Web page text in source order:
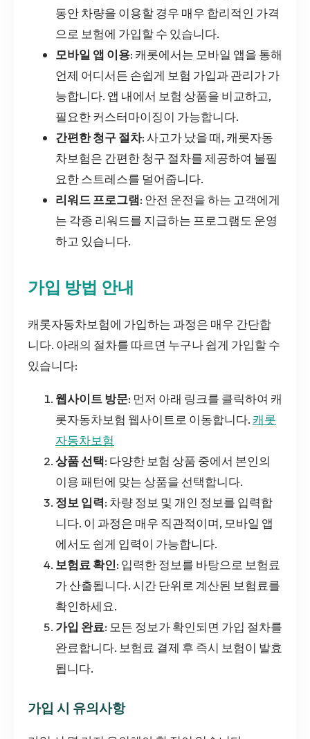
동안 차량을 이용할 경우 매우 합리적인 가격
으로 보험에 가입할 수 있습니다.
모바일 앱 이용: 캐롯에서는 모바일 앱을 통해
언제 어디서든 손쉽게 보험 가입과 관리가 가
능합니다. 앱 내에서 보험 상품을 비교하고,
필요한 커스터마이징이 가능합니다.
간편한 청구 절차: 사고가 났을 때, 캐롯자동
차보험은 간편한 청구 절차를 제공하여 불필
요한 스트레스를 덜어줍니다.
리워드 프로그램: 안전 운전을 하는 고객에게
는 각종 리워드를 지급하는 프로그램도 운영
하고 있습니다.
가입 방법 안내
캐롯자동차보험에 가입하는 과정은 매우 간단합
니다. 아래의 절차를 따르면 누구나 쉽게 가입할 수
있습니다:
웹사이트 방문: 먼저 아래 링크를 클릭하여 캐
롯자동차보험 웹사이트로 이동합니다. 캐롯
자동차보험
상품 선택: 다양한 보험 상품 중에서 본인의
이용 패턴에 맞는 상품을 선택합니다.
정보 입력: 차량 정보 및 개인 정보를 입력합
니다. 이 과정은 매우 직관적이며, 모바일 앱
에서도 쉽게 입력이 가능합니다.
보험료 확인: 입력한 정보를 바탕으로 보험료
가 산출됩니다. 시간 단위로 계산된 보험료를
확인하세요.
가입 완료: 모든 정보가 확인되면 가입 절차를
완료합니다. 보험료 결제 후 즉시 보험이 발효
됩니다.
가입 시 유의사항